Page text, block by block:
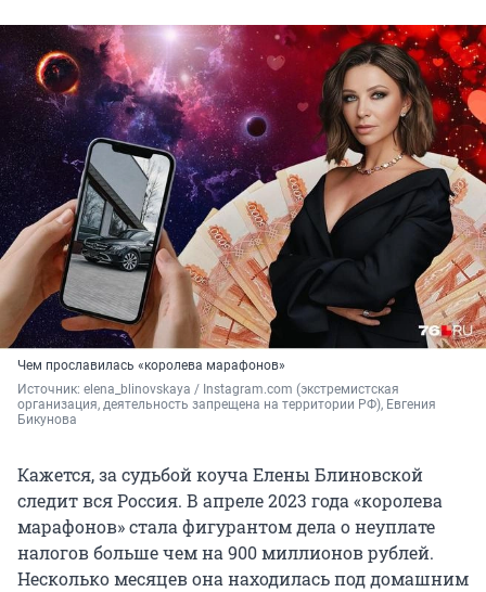
Чем прославилась «королева марафонов»
Источник: elena_blinovskaya / Instagram.com (экстремистская
организация, деятельность запрещена на территории РФ), Евгения
Бикунова
Кажется, за судьбой коуча Елены Блиновской
следит вся Россия. В апреле 2023 года «королева
марафонов» стала фигурантом дела о неуплате
налогов больше чем на 900 миллионов рублей.
Несколько месяцев она находилась под домашним